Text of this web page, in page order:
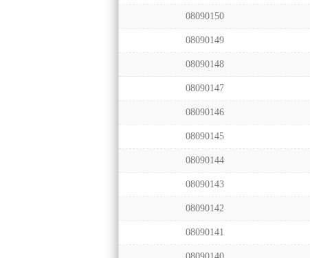
08090150
08090149
08090148
08090147
08090146
08090145
08090144
08090143
08090142
08090141